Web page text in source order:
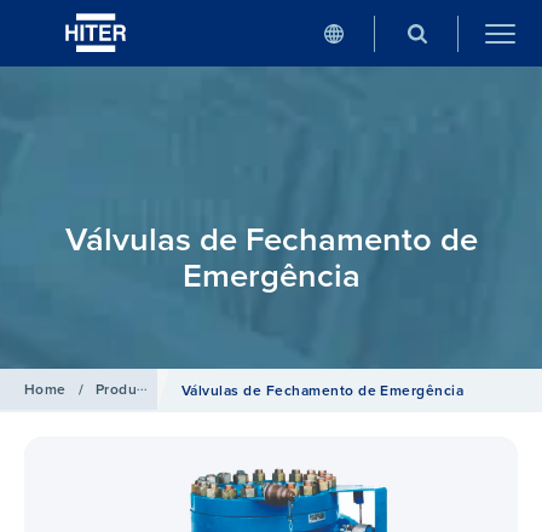
Válvulas de Fechamento de
Emergência
Home / Produtos Válvulas de Fechamento de Emergência